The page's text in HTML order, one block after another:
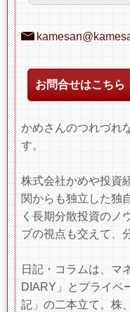
お問合せはこちら
かめさんのつれづれ
す。
株式会社かめや投資
関からも独立した独
く長期分散投資のノ
ブの視点も交えて、
日記・コラムは、マ
DIARY」とプライベ
記」の二本立て。株